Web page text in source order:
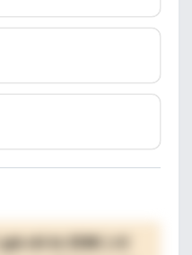
( giá chỉ từ 250K )